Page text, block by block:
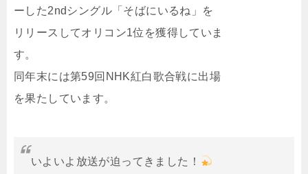
ーした2ndシングル「そばにいるね」を
リリースしてオリコン1位を獲得していま
す。
同年末には第59回NHK紅白歌合戦に出場
を果たしています。
いよいよ放送が迫ってきました！